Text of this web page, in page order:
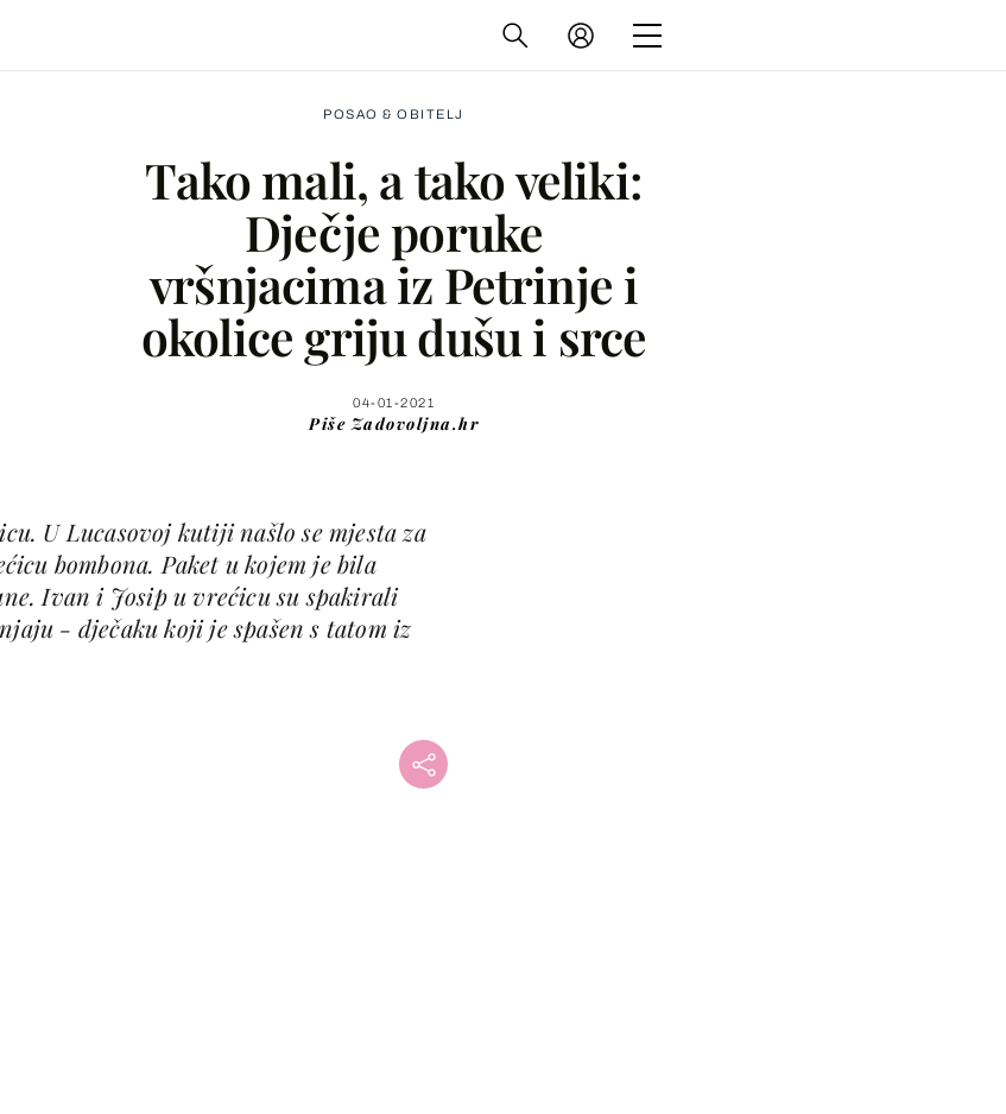
POSAO & OBITELJ
Tako mali, a tako veliki:
Dječje poruke
vršnjacima iz Petrinje i
okolice griju dušu i srce
04-01-2021
Piše Zadovoljna.hr
U Lucasovoj kutiji našlo se mjesta za
bombona. Paket u kojem je bila
Ivan i Josip u vrećicu su spakirali
- dječaku koji je spašen s tatom iz
Facebook